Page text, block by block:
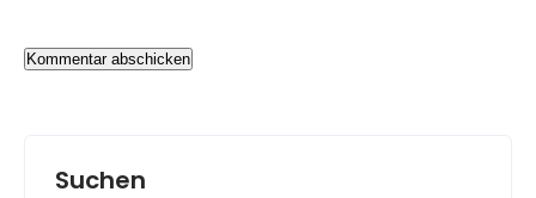
Suchen